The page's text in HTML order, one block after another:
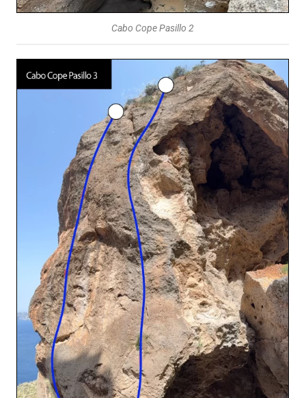
Cabo Cope Pasillo 2